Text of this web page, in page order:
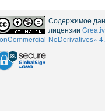
Содержимое
лицензии
NoDerivatives»